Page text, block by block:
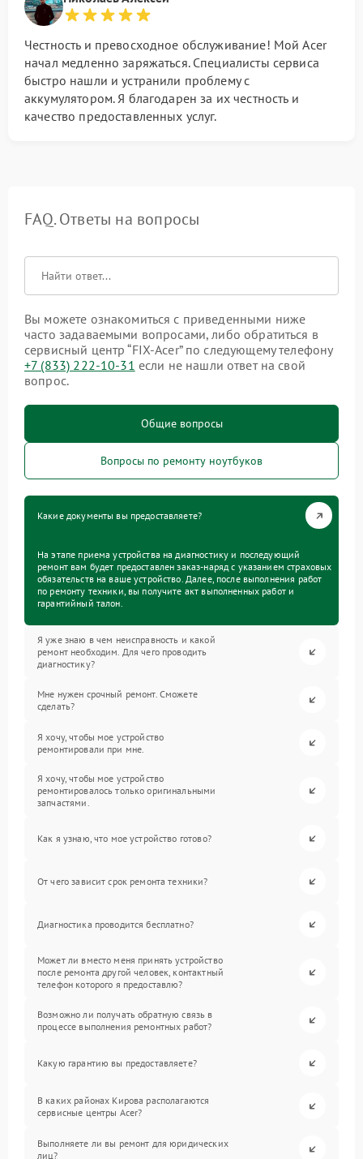
Честность и превосходное обслуживание! Мой Acer
начал медленно заряжаться. Специалисты сервиса
быстро нашли и устранили проблему с
аккумулятором. Я благодарен за их честность и
качество предоставленных услуг.
FAQ. Ответы на вопросы
Вы можете ознакомиться с приведенными ниже
часто задаваемыми вопросами, либо обратиться в
сервисный центр “FIX-Acer” по следующему телефону
+7 (833) 222-10-31 если не нашли ответ на свой
вопрос.
Общие вопросы
Вопросы по ремонту ноутбуков
Какие документы вы предоставляете?
На этапе приема устройства на диагностику и последующий
ремонт вам будет предоставлен заказ-наряд с указанием страховых
обязательств на ваше устройство. Далее, после выполнения работ
по ремонту техники, вы получите акт выполненных работ и
гарантийный талон.
Я уже знаю в чем неисправность и какой
ремонт необходим. Для чего проводить
диагностику?
Мне нужен срочный ремонт. Сможете
сделать?
Я хочу, чтобы мое устройство
ремонтировали при мне.
Я хочу, чтобы мое устройство
ремонтировалось только оригинальными
запчастями.
Как я узнаю, что мое устройство готово?
От чего зависит срок ремонта техники?
Диагностика проводится бесплатно?
Может ли вместо меня принять устройство
после ремонта другой человек, контактный
телефон которого я предоставлю?
Возможно ли получать обратную связь в
процессе выполнения ремонтных работ?
Какую гарантию вы предоставляете?
В каких районах Кирова располагаются
сервисные центры Acer?
Выполняете ли вы ремонт для юридических
лиц?